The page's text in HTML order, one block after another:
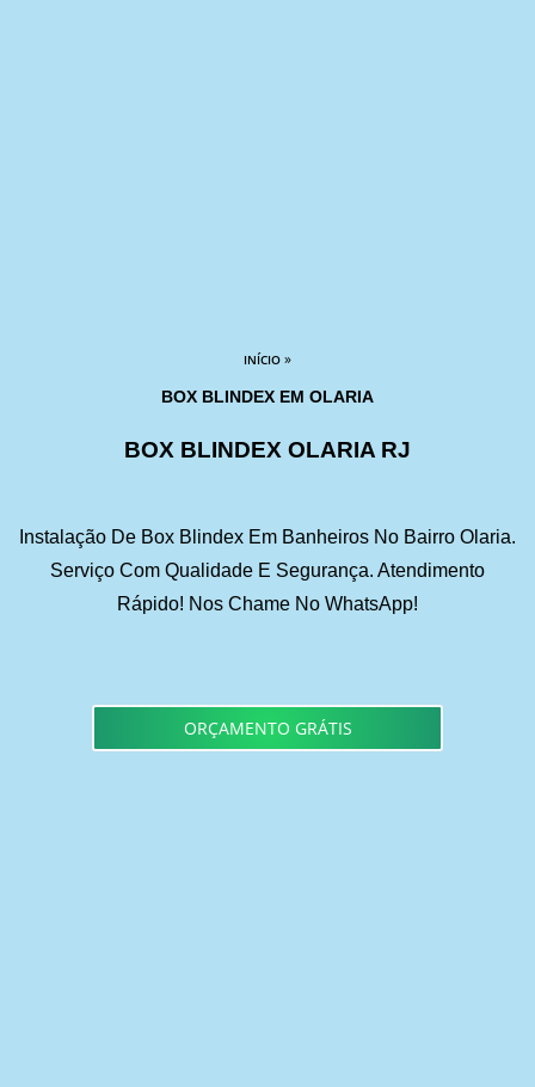
INÍCIO »
BOX BLINDEX EM OLARIA
BOX BLINDEX OLARIA RJ
Instalação De Box Blindex Em Banheiros No Bairro Olaria.
Serviço Com Qualidade E Segurança. Atendimento
Rápido! Nos Chame No WhatsApp!
ORÇAMENTO GRÁTIS